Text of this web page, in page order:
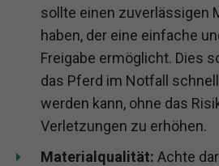
sollte einen zuverlässigen
haben, der eine einfache
Freigabe ermöglicht. Dies
das Pferd im Notfall
werden kann, ohne das
Verletzungen zu erhöhen.
Materialqualität: Achte